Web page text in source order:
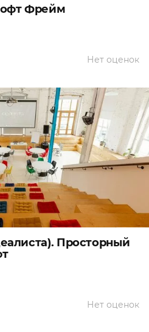
Фрейм
Нет оценок
Просторный
Нет оценок